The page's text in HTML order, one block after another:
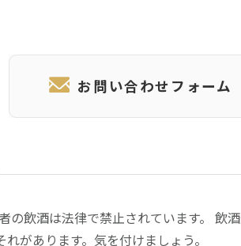
お問い合わせフォーム
飲酒は法律で禁止されています。 飲
があります。気を付けましょう。